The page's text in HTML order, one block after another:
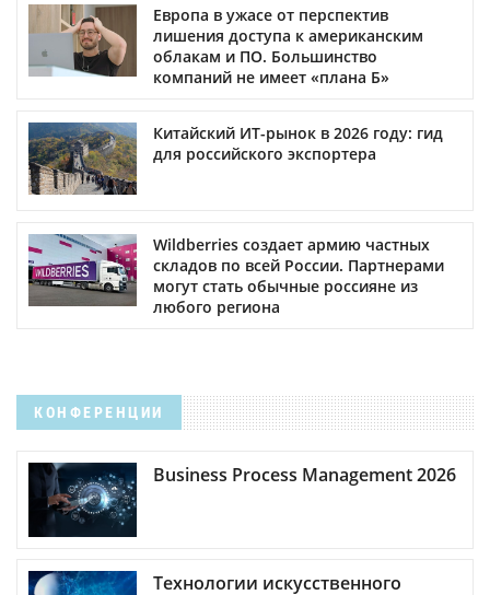
Европа в ужасе от перспектив
лишения доступа к американским
облакам и ПО. Большинство
компаний не имеет «плана Б»
Китайский ИТ-рынок в 2026 году: гид
для российского экспортера
Wildberries создает армию частных
складов по всей России. Партнерами
могут стать обычные россияне из
любого региона
КОНФЕРЕНЦИИ
Business Process Management 2026
Технологии искусственного